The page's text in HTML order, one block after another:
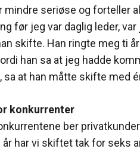
mindre seriøse og forteller
før jeg var daglig leder,
skifte. Han ringte meg ti
han sa at jeg hadde
sa at han måtte skifte med
konkurrenter
ber
år har vi skiftet tak for seks